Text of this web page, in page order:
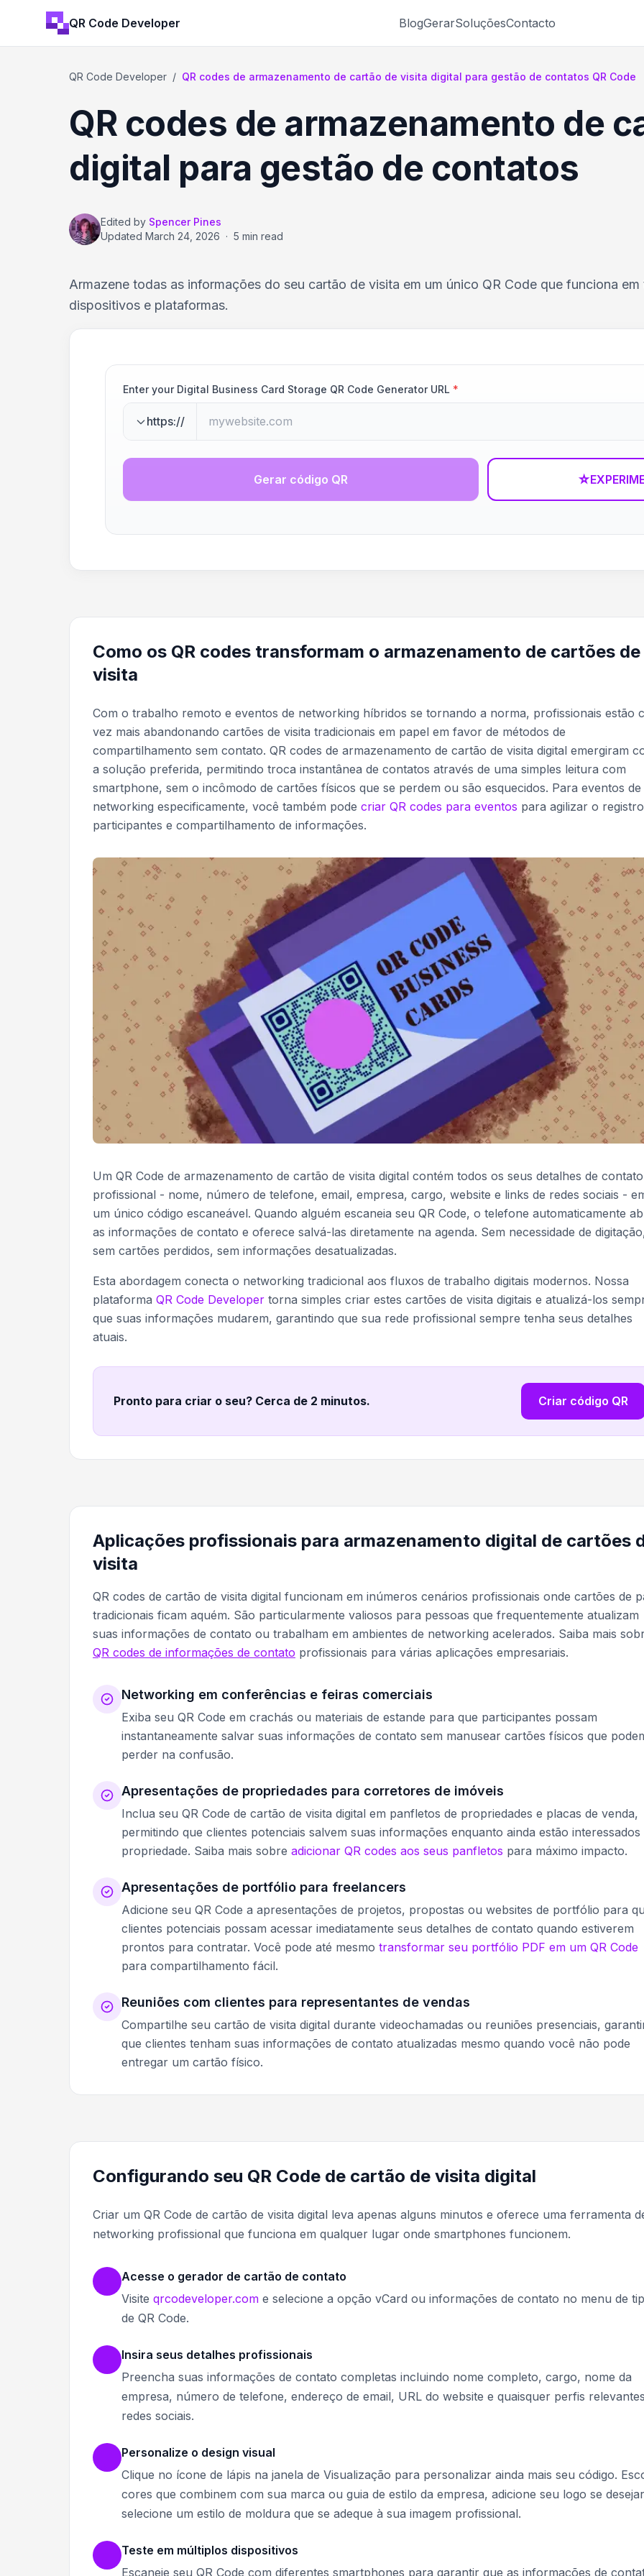
QR Code Developer BlogGerarSoluçõesContacto
QR Code Developer / QR codes de armazenamento de cartão de visita digital para gestão de contatos QR Code
QR codes de armazenamento de
digital para gestão de contatos
Edited by Spencer Pines
Updated March 24, 2026 · 5 min read
Armazene todas as informações do seu cartão de visita em um único QR Code que funciona
dispositivos e plataformas.
Enter your Digital Business Card Storage QR Code Generator URL *
https://
Gerar código QR ☆
Como os QR codes transformam o armazenamento de cartões de
visita
Com o trabalho remoto e eventos de networking híbridos se tornando a norma, profissionais estão
vez mais abandonando cartões de visita tradicionais em papel em favor de métodos de
compartilhamento sem contato. QR codes de armazenamento de cartão de visita digital emergiram
a solução preferida, permitindo troca instantânea de contatos através de uma simples leitura com
smartphone, sem o incômodo de cartões físicos que se perdem ou são esquecidos. Para eventos de
networking especificamente, você também pode criar QR codes para eventos para agilizar o
participantes e compartilhamento de informações.
Um QR Code de armazenamento de cartão de visita digital contém todos os seus detalhes de contato
profissional - nome, número de telefone, email, empresa, cargo, website e links de redes sociais -
um único código escaneável. Quando alguém escaneia seu QR Code, o telefone automaticamente
as informações de contato e oferece salvá-las diretamente na agenda. Sem necessidade de
sem cartões perdidos, sem informações desatualizadas.
Esta abordagem conecta o networking tradicional aos fluxos de trabalho digitais modernos. Nossa
plataforma QR Code Developer torna simples criar estes cartões de visita digitais e atualizá-los
que suas informações mudarem, garantindo que sua rede profissional sempre tenha seus detalhes
atuais.
Pronto para criar o seu? Cerca de 2 minutos. Criar código QR
Aplicações profissionais para armazenamento digital de cartões
visita
QR codes de cartão de visita digital funcionam em inúmeros cenários profissionais onde cartões de
tradicionais ficam aquém. São particularmente valiosos para pessoas que frequentemente atualizam
suas informações de contato ou trabalham em ambientes de networking acelerados. Saiba mais
QR codes de informações de contato profissionais para várias aplicações empresariais.
Networking em conferências e feiras comerciais
Exiba seu QR Code em crachás ou materiais de estande para que participantes possam
instantaneamente salvar suas informações de contato sem manusear cartões físicos que
perder na confusão.
Apresentações de propriedades para corretores de imóveis
Inclua seu QR Code de cartão de visita digital em panfletos de propriedades e placas de venda,
permitindo que clientes potenciais salvem suas informações enquanto ainda estão interessados
propriedade. Saiba mais sobre adicionar QR codes aos seus panfletos para máximo impacto.
Apresentações de portfólio para freelancers
Adicione seu QR Code a apresentações de projetos, propostas ou websites de portfólio para
clientes potenciais possam acessar imediatamente seus detalhes de contato quando estiverem
prontos para contratar. Você pode até mesmo transformar seu portfólio PDF em um QR Code
para compartilhamento fácil.
Reuniões com clientes para representantes de vendas
Compartilhe seu cartão de visita digital durante videochamadas ou reuniões presenciais,
que clientes tenham suas informações de contato atualizadas mesmo quando você não pode
entregar um cartão físico.
Configurando seu QR Code de cartão de visita digital
Criar um QR Code de cartão de visita digital leva apenas alguns minutos e oferece uma ferramenta
networking profissional que funciona em qualquer lugar onde smartphones funcionem.
Acesse o gerador de cartão de contato
Visite qrcodeveloper.com e selecione a opção vCard ou informações de contato no menu de
de QR Code.
Insira seus detalhes profissionais
Preencha suas informações de contato completas incluindo nome completo, cargo, nome da
empresa, número de telefone, endereço de email, URL do website e quaisquer perfis
redes sociais.
Personalize o design visual
Clique no ícone de lápis na janela de Visualização para personalizar ainda mais seu código.
cores que combinem com sua marca ou guia de estilo da empresa, adicione seu logo se
selecione um estilo de moldura que se adeque à sua imagem profissional.
Teste em múltiplos dispositivos
Escaneie seu QR Code com diferentes smartphones para garantir que as informações de